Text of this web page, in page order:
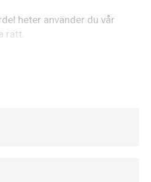
heter använder du vår
rätt.